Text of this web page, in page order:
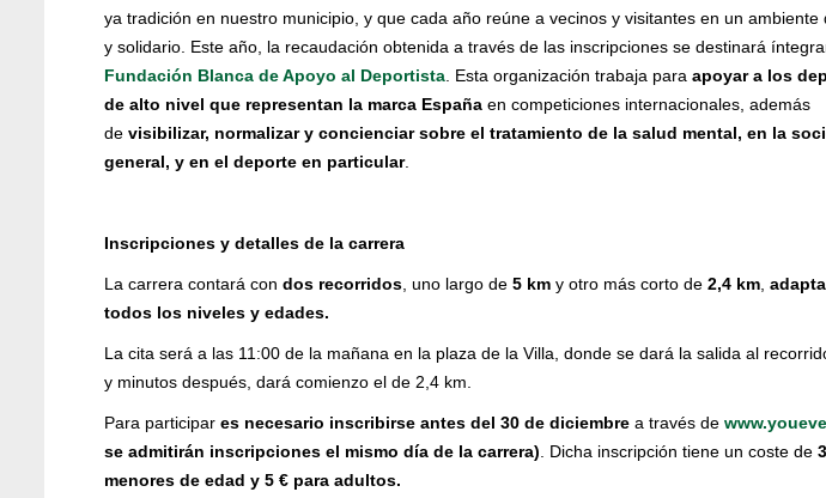
ya tradición en nuestro municipio, y que cada año reúne a vecinos y visitantes en un ambiente
y solidario. Este año, la recaudación obtenida a través de las inscripciones se destinará
Fundación Blanca de Apoyo al Deportista . Esta organización trabaja para apoyar a los
de alto nivel que representan la marca España en competiciones internacionales, además
de visibilizar, normalizar y concienciar sobre el tratamiento de la salud mental, en la
general, y en el deporte en particular.
Inscripciones y detalles de la carrera
La carrera contará con dos recorridos , uno largo de 5 km y otro más corto de 2,4 km
todos los niveles y edades.
La cita será a las 11:00 de la mañana en la plaza de la Villa, donde se dará la salida al
y minutos después, dará comienzo el de 2,4 km.
Para participar es necesario inscribirse antes del 30 de diciembre a través de
se admitirán inscripciones el mismo día de la carrera) . Dicha inscripción tiene un coste de
menores de edad y 5 € para adultos.